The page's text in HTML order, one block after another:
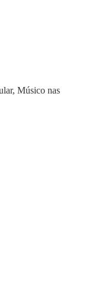
Músico nas